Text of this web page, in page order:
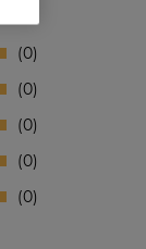
0
0
0
0
0